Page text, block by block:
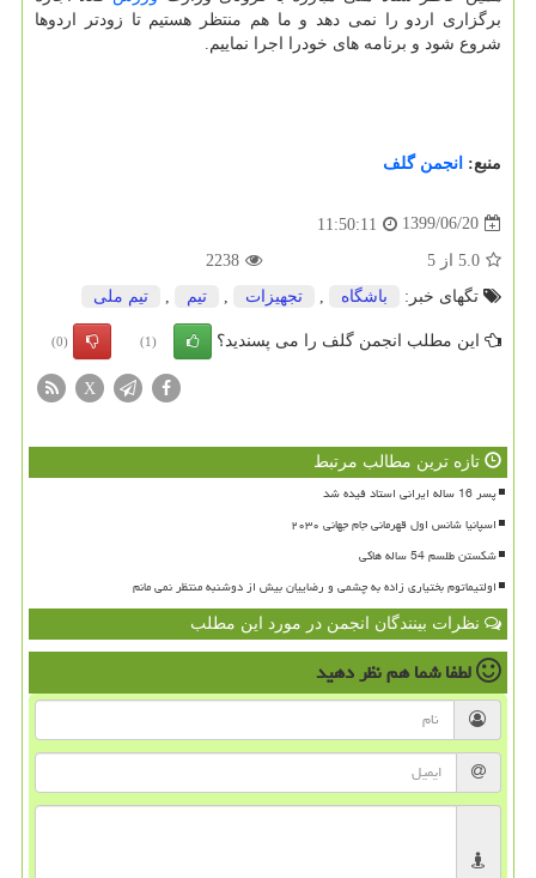
برگزاری اردو را نمی دهد و ما هم منتظر هستیم تا زودتر اردوها
شروع شود و برنامه های خودرا اجرا نماییم.
منبع: انجمن گلف
1399/06/20
11:50:11
5.0 از 5
2238
تگهای خبر:
باشگاه تجهیزات تیم تیم ملی
این مطلب انجمن گلف را می پسندید؟ (1)
(0)
X
تازه ترین مطالب مرتبط
پسر 16 ساله ایرانی استاد فیده شد
اسپانیا شانس اول قهرمانی جام جهانی ۲۰۳۰
شکستن طلسم 54 ساله هاکی
اولتیماتوم بختیاری زاده به چشمی و رضاییان بیش از دوشنبه منتظر نمی مانم
نظرات بینندگان انجمن در مورد این مطلب
لطفا شما همنظر دهید